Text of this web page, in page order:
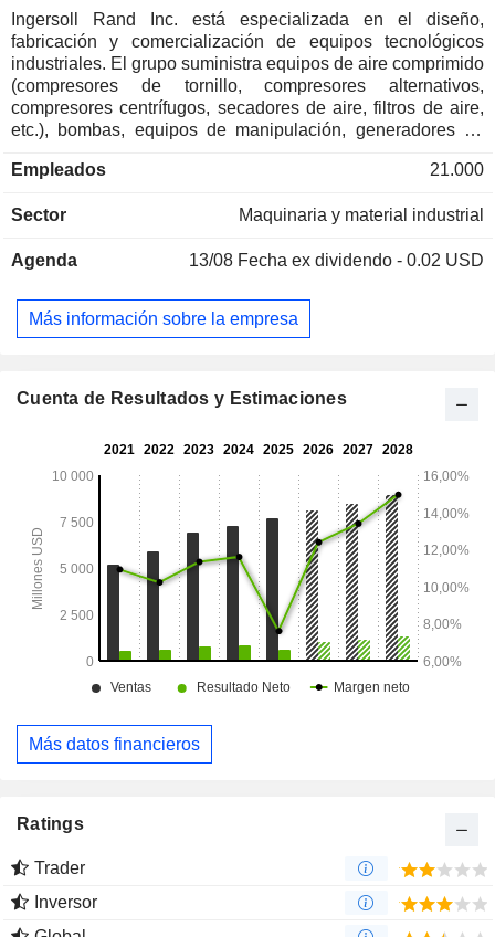
Ingersoll Rand Inc. está especializada en el diseño,
fabricación y comercialización de equipos tecnológicos
industriales. El grupo suministra equipos de aire comprimido
(compresores de tornillo, compresores alternativos,
compresores centrífugos, secadores de aire, filtros de aire,
etc.), bombas, equipos de manipulación, generadores de
Los productos se venden bajo las marcas Ingersoll Rand,
Wheaton, entre otras. Las ventas netas se distribuyen
(43%), América (7,5%), Europa/Oriente Medio/India/África
Empleados 21.000
Sector Maquinaria y material industrial
Agenda 13/08 Fecha ex dividendo - 0.02 USD
Más información sobre la empresa
Cuenta de Resultados y Estimaciones
Más datos financieros
Ratings
Trader
Inversor